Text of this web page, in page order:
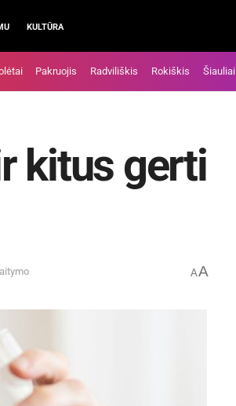
KULTŪRA
Pakruojis Radviliškis Rokiškis Šiauliai
kitus gerti
AA